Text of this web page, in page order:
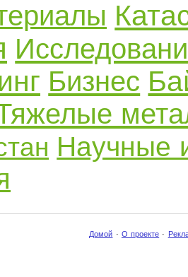
Бизнес
Научные
Домой · О проекте ·